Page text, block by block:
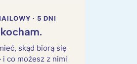
· 5 DNI
skąd biorą się
co możesz z nimi